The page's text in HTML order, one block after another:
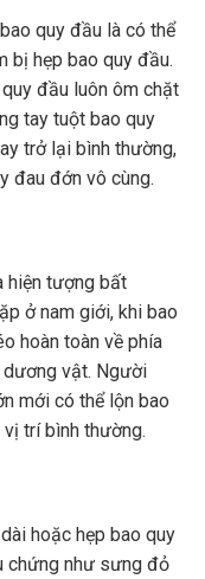
quy đầu là có thể
bị hẹp bao quy đầu.
đầu luôn ôm chặt
tay tuột bao quy
trở lại bình thường,
đau đớn vô cùng.
hiện tượng bất
ở nam giới, khi bao
hoàn toàn về phía
vật. Người
mới có thể lộn bao
trí bình thường.
hoặc hẹp bao quy
chứng như sưng đỏ